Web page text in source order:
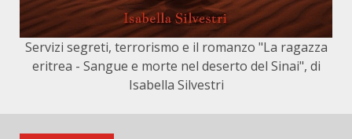
Servizi segreti, terrorismo e il romanzo "La ragazza
eritrea - Sangue e morte nel deserto del Sinai", di
Isabella Silvestri